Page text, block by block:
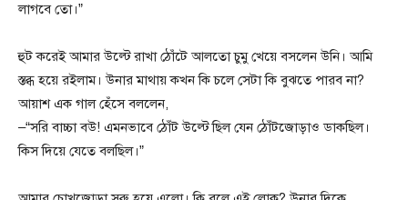
লাগবে তো।”
হুট করেই আমার উল্টে রাখা ঠোঁটে আলতো চুমু খেয়ে বসলেন উনি। আমি
স্তব্ধ হয়ে রইলাম। উনার মাথায় কখন কি চলে সেটা কি বুঝতে পারব না?
আয়াশ এক গাল হেঁসে বললেন,
–“সরি বাচ্চা বউ! এমনভাবে ঠোঁট উল্টে ছিল যেন ঠোঁটজোড়াও ডাকছিল।
কিস দিয়ে যেতে বলছিল।”